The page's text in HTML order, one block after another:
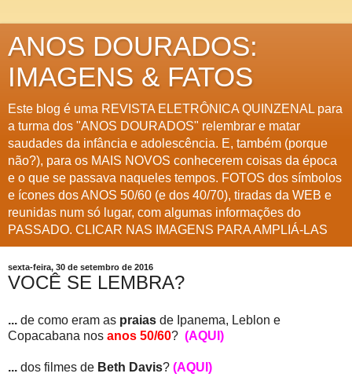
ANOS DOURADOS:
IMAGENS & FATOS
Este blog é uma REVISTA ELETRÔNICA QUINZENAL para
a turma dos "ANOS DOURADOS" relembrar e matar
saudades da infância e adolescência. E, também (porque
não?), para os MAIS NOVOS conhecerem coisas da época
e o que se passava naqueles tempos. FOTOS dos símbolos
e ícones dos ANOS 50/60 (e dos 40/70), tiradas da WEB e
reunidas num só lugar, com algumas informações do
PASSADO. CLICAR NAS IMAGENS PARA AMPLIÁ-LAS
sexta-feira, 30 de setembro de 2016
VOCÊ SE LEMBRA?
... de como eram as praias de Ipanema, Leblon e
Copacabana nos anos 50/60? (AQUI)
... dos filmes de Beth Davis? (AQUI)